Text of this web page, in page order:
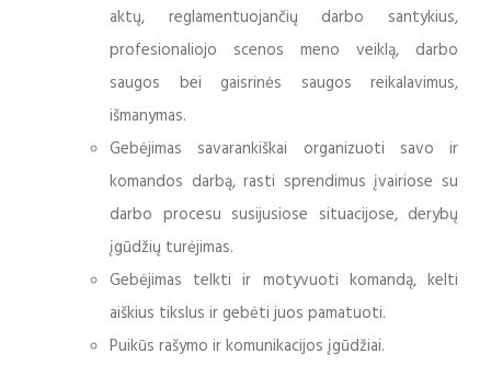
aktų, reglamentuojančių darbo santykius,
profesionaliojo scenos meno veiklą, darbo
saugos bei gaisrinės saugos reikalavimus,
išmanymas.
Gebėjimas savarankiškai organizuoti savo ir
komandos darbą, rasti sprendimus įvairiose su
darbo procesu susijusiose situacijose, derybų
įgūdžių turėjimas.
Gebėjimas telkti ir motyvuoti komandą, kelti
aiškius tikslus ir gebėti juos pamatuoti.
Puikūs rašymo ir komunikacijos įgūdžiai.